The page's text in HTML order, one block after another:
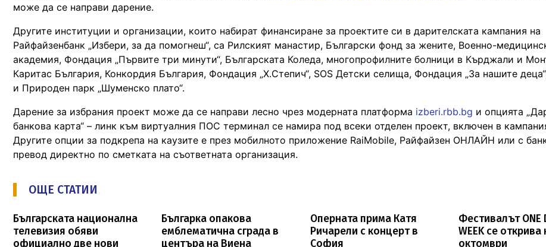
може да се направи дарение.
Другите институции и организации, които набират финансиране за проектите си в дарителската кампания на
Райфайзенбанк „Избери, за да помогнеш“, са Рилският манастир, Български фонд за жените, Военно-
академия, Фондация „Първите три минути“, Българската Коледа, многопрофилните болници в Кърджали и
Каритас България, Конкордия България, Фондация „Х.Степич“, SOS Детски селища, Фондация „За нашите
и Природен парк „Шуменско плато“.
Дарение за избрания проект може да се направи лесно чрез модерната платформа izberi.rbb.bg и опцията
банкова карта“ – линк към виртуалния ПОС терминал се намира под всеки отделен проект, включен в
Другите опции за подкрепа на каузите е през мобилното приложение RaiMobile, Райфайзен ОНЛАЙН или с
превод директно по сметката на съответната организация.
ОЩЕ СТАТИИ
Българската национална
телевизия обяви
официално две нови
Българка опакова
емблематична сграда в
центъра на Виена
Оперната прима Катя
Ричарели с концерт в
София
Фестивалът ONE
WEEK се открива
октомври